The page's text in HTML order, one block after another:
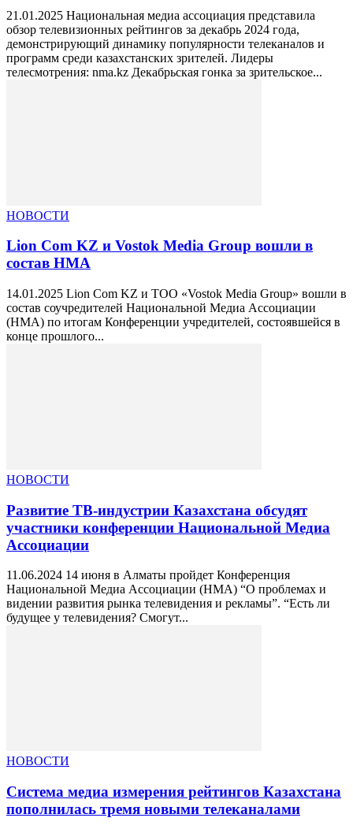
21.01.2025 Национальная медиа ассоциация представила
обзор телевизионных рейтингов за декабрь 2024 года,
демонстрирующий динамику популярности телеканалов и
программ среди казахстанских зрителей. Лидеры
телесмотрения: nma.kz Декабрьская гонка за зрительское...
НОВОСТИ
Lion Com KZ и Vostok Media Group вошли в
состав НМА
14.01.2025 Lion Com KZ и ТОО «Vostok Media Group» вошли в
состав соучредителей Национальной Медиа Ассоциации
(НМА) по итогам Конференции учредителей, состоявшейся в
конце прошлого...
НОВОСТИ
Развитие ТВ-индустрии Казахстана обсудят
участники конференции Национальной Медиа
Ассоциации
11.06.2024 14 июня в Алматы пройдет Конференция
Национальной Медиа Ассоциации (НМА) “О проблемах и
видении развития рынка телевидения и рекламы”. “Есть ли
будущее у телевидения? Смогут...
НОВОСТИ
Система медиа измерения рейтингов Казахстана
пополнилась тремя новыми телеканалами